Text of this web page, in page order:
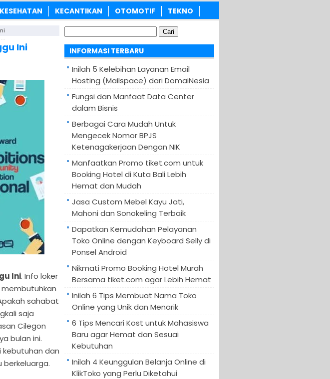
KESEHATAN KECANTIKAN OTOMOTIF TEKNO
Ini
Ini. Info loker
sahabat
saja
Cilegon
bulan ini.
kebutuhan dan
untuk:
INFORMASI TERBARU
Inilah 5 Kelebihan Layanan Email
Hosting (Mailspace) dari DomaiNesia
Fungsi dan Manfaat Data Center
dalam Bisnis
Berbagai Cara Mudah Untuk
Mengecek Nomor BPJS
Ketenagakerjaan Dengan NIK
Manfaatkan Promo tiket.com untuk
Booking Hotel di Kuta Bali Lebih
Hemat dan Mudah
Jasa Custom Mebel Kayu Jati,
Mahoni dan Sonokeling Terbaik
Dapatkan Kemudahan Pelayanan
Toko Online dengan Keyboard Selly di
Ponsel Android
Nikmati Promo Booking Hotel Murah
Bersama tiket.com agar Lebih Hemat
Inilah 6 Tips Membuat Nama Toko
Online yang Unik dan Menarik
6 Tips Mencari Kost untuk Mahasiswa
Baru agar Hemat dan Sesuai
Kebutuhan
Inilah 4 Keunggulan Belanja Online di
KlikToko yang Perlu Diketahui